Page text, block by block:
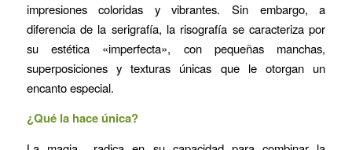
impresiones coloridas y vibrantes. Sin embargo, a
diferencia de la serigrafía, la risografía se caracteriza por
su estética «imperfecta», con pequeñas manchas,
superposiciones y texturas únicas que le otorgan un
encanto especial.
¿Qué la hace única?